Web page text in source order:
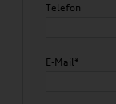
Telefon
E-Mail*